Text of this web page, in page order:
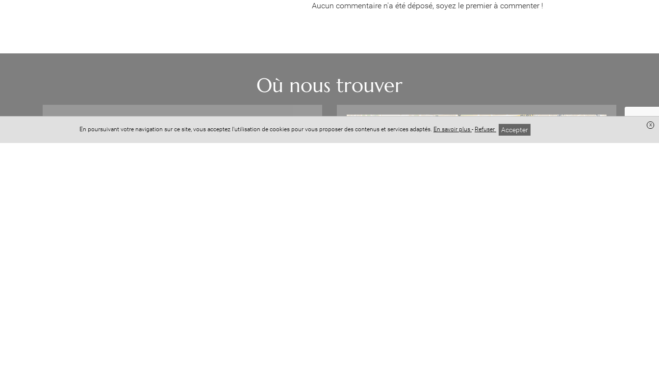
Aucun commentaire n'a été déposé, soyez le premier à commenter !
Où nous trouver
Maeva Binimelis
Cabinet d'Avocats
+
−
En poursuivant votre navigation sur ce site, vous acceptez l'utilisation de cookies pour vous proposer des contenus et services adaptés. En savoir plus - Refuser Accepter
x